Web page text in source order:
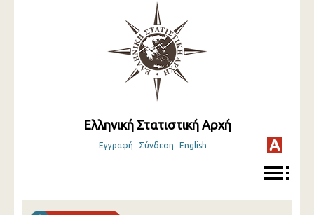
Ελληνική Στατιστική Αρχή
Εγγραφή Σύνδεση English